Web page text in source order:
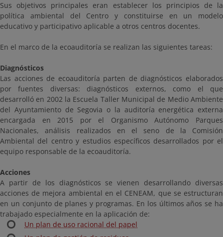
Sus objetivos principales eran establecer los principios de la
política ambiental del Centro y constituirse en un modelo
educativo y participativo aplicable a otros centros docentes.
En el marco de la ecoauditoría se realizan las siguientes tareas:
Diagnósticos
Las acciones de ecoauditoría parten de diagnósticos elaborados
por fuentes diversas: diagnósticos externos, como el que
desarrolló en 2002 la Escuela Taller Municipal de Medio Ambiente
del Ayuntamiento de Segovia o la auditoría energética externa
encargada en 2015 por el Organismo Autónomo Parques
Nacionales, análisis realizados en el seno de la Comisión
Ambiental del centro y estudios específicos desarrollados por el
equipo responsable de la ecoauditoría.
Acciones
A partir de los diagnósticos se vienen desarrollando diversas
acciones de mejora ambiental en el CENEAM, que se estructuran
en un conjunto de planes y programas. En los últimos años se ha
trabajado especialmente en la aplicación de:
Un plan de uso racional del papel